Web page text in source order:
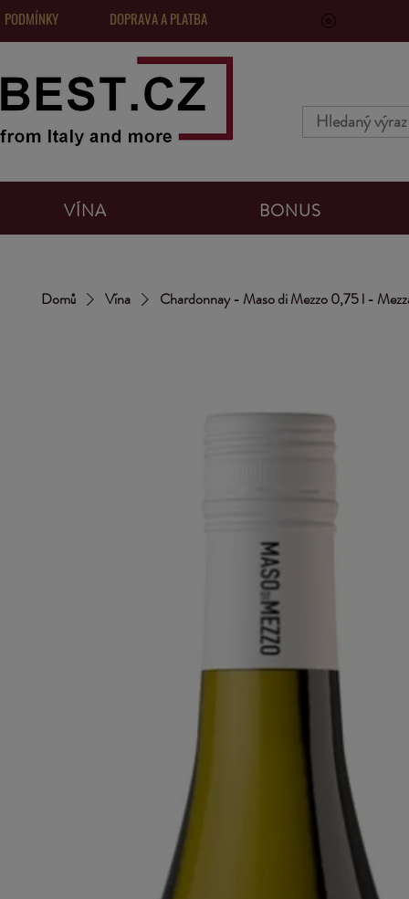
DOPRAVA A PLATBA
VÍNA BONUS
Domů Vína Chardonnay - Maso di Mezzo 0,75 l -